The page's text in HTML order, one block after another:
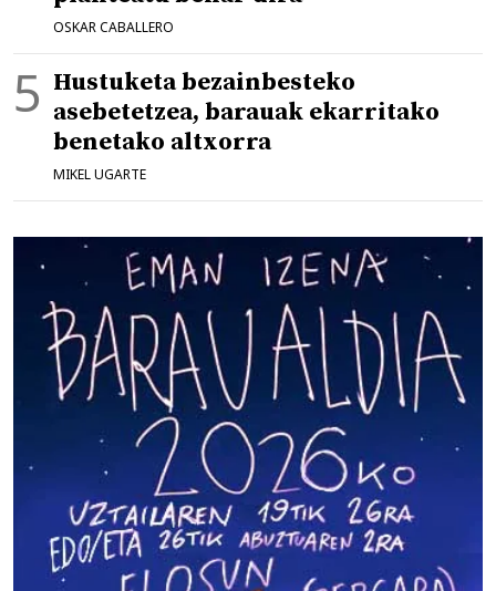
OSKAR CABALLERO
Hustuketa bezainbesteko
asebetetzea, barauak ekarritako
benetako altxorra
MIKEL UGARTE